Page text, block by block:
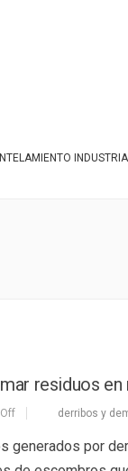
residuos
derribos y
generados por